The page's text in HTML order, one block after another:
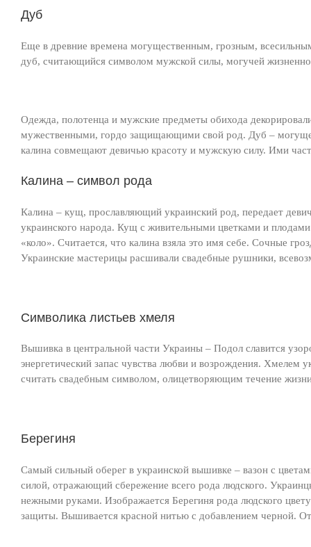
Дуб
Еще в древние времена могущественным, грозным,
дуб, считающийся символом мужской силы, могучей
Одежда, полотенца и мужские предметы обихода
мужественными, гордо защищающими свой род. Дуб –
калина совмещают девичью красоту и мужскую силу. Ими
Калина – символ рода
Калина – кущ, прославляющий украинский род, передает
украинского народа. Кущ с живительными цветками и
«коло». Считается, что калина взяла это имя себе. Сочные
Украинские мастерицы расшивали свадебные рушники,
Символика листьев хмеля
Вышивка в центральной части Украины – Подол славится
энергетический запас чувства любви и возрождения.
считать свадебным символом, олицетворяющим течение
Берегиня
Самый сильный оберег в украинской вышивке – вазон с
силой, отражающий сбережение всего рода людского.
нежными руками. Изображается Берегиня рода людского
защиты. Вышивается красной нитью с добавлением черной.